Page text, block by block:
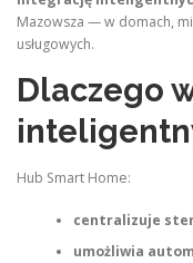
Mazowsza — w domach,
usługowych.
Dlaczego
Hub Smart Home:
centralizuje
umożliwia